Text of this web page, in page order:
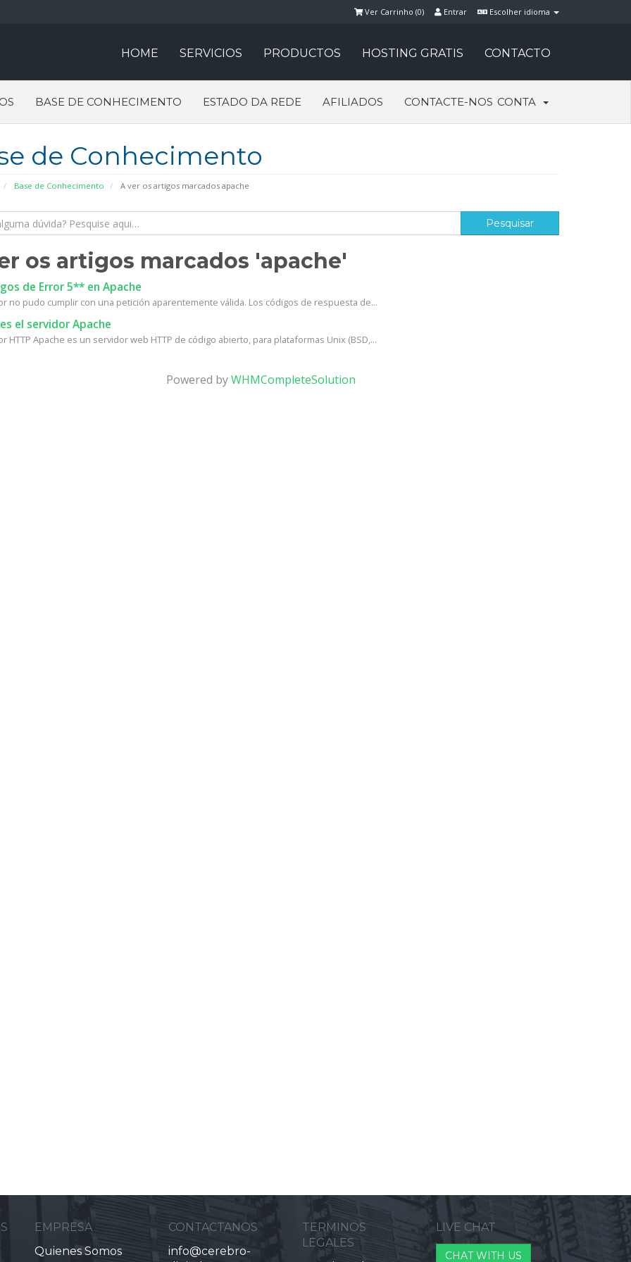
Escolher idioma
Entrar
Ver Carrinho (0)
HOME SERVICIOS PRODUCTOS HOSTING GRATIS CONTACTO
BASE DE CONHECIMENTO ESTADO DA REDE AFILIADOS CONTACTE-NOS CONTA
de Conhecimento
Base de Conhecimento A ver os artigos marcados apache
os artigos marcados 'apache'
de Error 5** en Apache
no pudo cumplir con una petición aparentemente válida. Los códigos de respuesta de...
el servidor Apache
HTTP Apache es un servidor web HTTP de código abierto, para plataformas Unix (BSD,...
Powered byWHMCompleteSolution
EMPRESA
Quienes Somos
CONTACTANOS
info@cerebro-
TERMINOS
LEGALES
LIVE CHAT
CHAT WITH US